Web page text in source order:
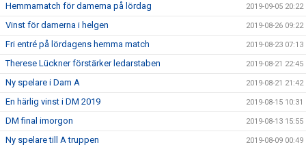
Hemmamatch för damerna på lördag 2019-09-05 20:22
Vinst för damerna i helgen 2019-08-26 09:22
Fri entré på lördagens hemma match 2019-08-23 07:13
Therese Lückner förstärker ledarstaben 2019-08-21 22:45
Ny spelare i Dam A 2019-08-21 21:42
En härlig vinst i DM 2019 2019-08-15 10:31
DM final imorgon 2019-08-13 15:55
Ny spelare till A truppen 2019-08-09 00:49